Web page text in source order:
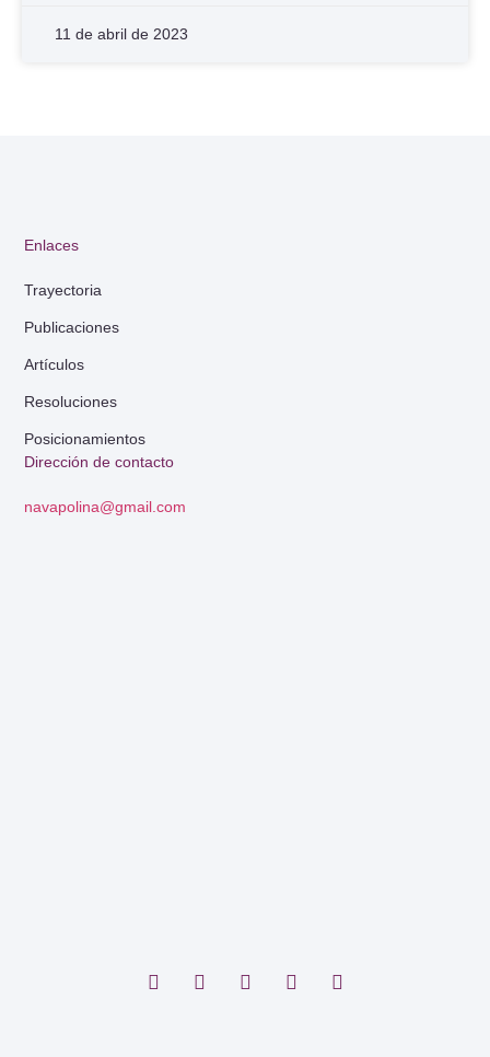
11 de abril de 2023
Dirección de contacto
navapolina@gmail.com
Enlaces
Trayectoria
Publicaciones
Artículos
Resoluciones
Posicionamientos